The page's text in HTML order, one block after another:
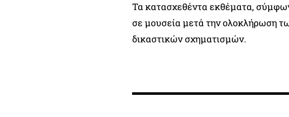
Τα κατασχεθέντα εκθέματα,
σε μουσεία μετά την ολοκλήρωση
δικαστικών σχηματισμών.